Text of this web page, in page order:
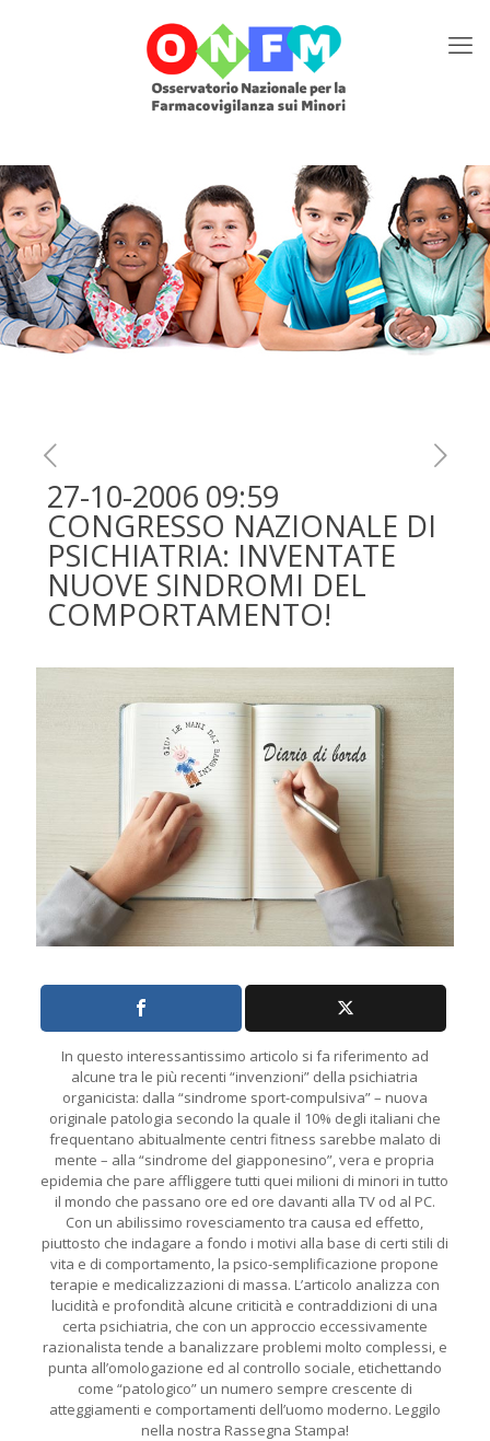
27-10-2006 09:59
CONGRESSO NAZIONALE DI
PSICHIATRIA: INVENTATE
NUOVE SINDROMI DEL
COMPORTAMENTO!
In questo interessantissimo articolo si fa riferimento ad
alcune tra le più recenti “invenzioni” della psichiatria
organicista: dalla “sindrome sport-compulsiva” – nuova
originale patologia secondo la quale il 10% degli italiani che
frequentano abitualmente centri fitness sarebbe malato di
mente – alla “sindrome del giapponesino”, vera e propria
epidemia che pare affliggere tutti quei milioni di minori in tutto
il mondo che passano ore ed ore davanti alla TV od al PC.
Con un abilissimo rovesciamento tra causa ed effetto,
piuttosto che indagare a fondo i motivi alla base di certi stili di
vita e di comportamento, la psico-semplificazione propone
terapie e medicalizzazioni di massa. L’articolo analizza con
lucidità e profondità alcune criticità e contraddizioni di una
certa psichiatria, che con un approccio eccessivamente
razionalista tende a banalizzare problemi molto complessi, e
punta all’omologazione ed al controllo sociale, etichettando
come “patologico” un numero sempre crescente di
atteggiamenti e comportamenti dell’uomo moderno. Leggilo
nella nostra Rassegna Stampa!